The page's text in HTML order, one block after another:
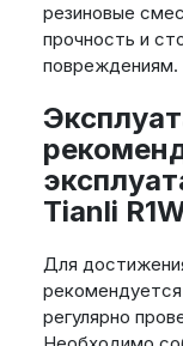
резиновые
прочность и
повреждениям.
Tianli
Для
регулярно